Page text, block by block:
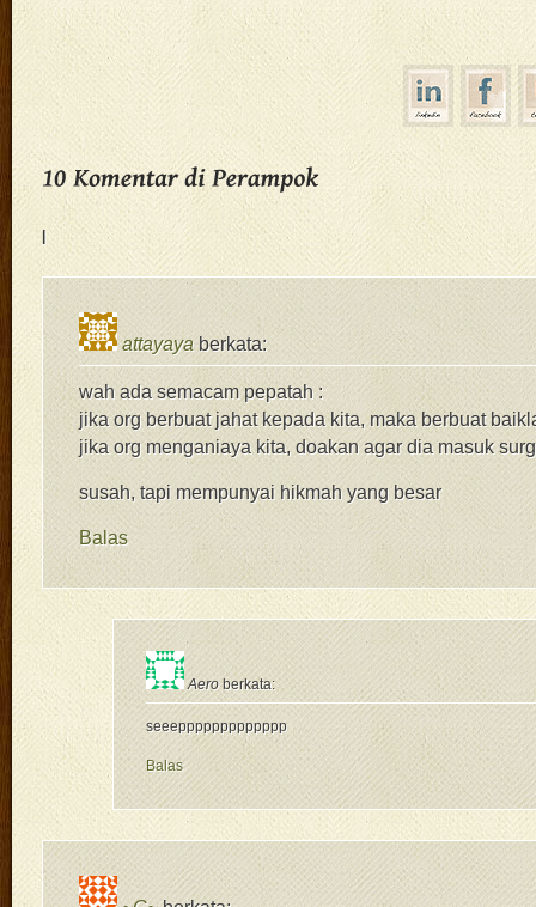
|
attayaya berkata:
wah ada semacam pepatah :
jika org berbuat jahat kepada kita, maka berbuat
jika org menganiaya kita, doakan agar dia masuk
susah, tapi mempunyai hikmah yang besar
Balas
Aero berkata:
seeeppppppppppppp
Balas